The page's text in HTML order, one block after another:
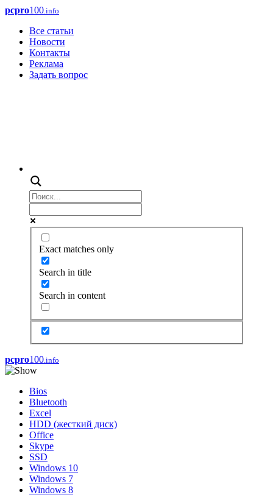
pcpro100.info
Все статьи
Новости
Контакты
Реклама
Задать вопрос
Exact matches only
Search in title
Search in content
pcpro100.info
Bios
Bluetooth
Excel
HDD (жесткий диск)
Office
Skype
SSD
Windows 10
Windows 7
Windows 8